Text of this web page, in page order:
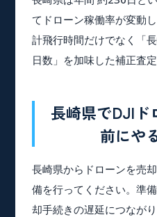
てドローン稼働率が変動
計飛行時間だけでなく「
日数」を加味した補正査
長崎県でDJIド
前にや
長崎県からドローンを売
備を行ってください。準
却手続きの遅延につながり